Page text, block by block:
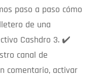
paso a paso cómo
de una
Cashdro 3. ✔️
canal de
comentario, activar